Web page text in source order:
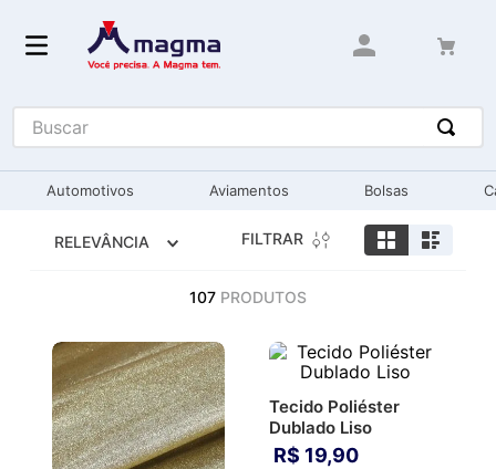
Buscar
Automotivos Aviamentos Bolsas
RELEVÂNCIA FILTRAR
107 PRODUTOS
Tecido Poliéster
Dublado Liso
R$ 19,90